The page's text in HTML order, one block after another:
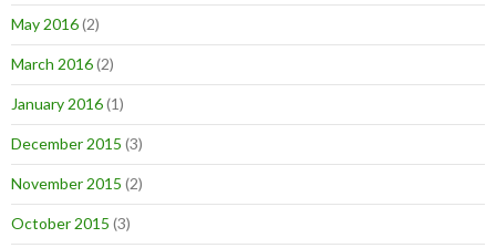
May 2016(2)
March 2016(2)
January 2016(1)
December 2015 (3)
November 2015 (2)
October 2015 (3)